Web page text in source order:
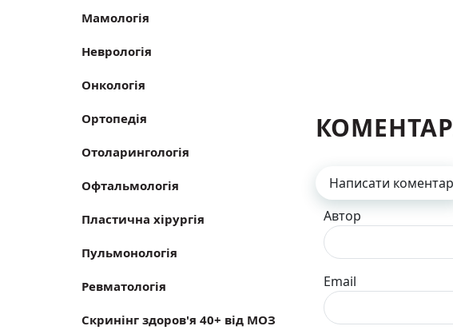
Мамологія
Неврологія
Онкологія
Ортопедія
Отоларингологія
Офтальмологія
Пластична хірургія
Пульмонологія
Ревматологія
Скринінг здоров'я 40+ від МОЗ
Написати коментар
Автор
Email